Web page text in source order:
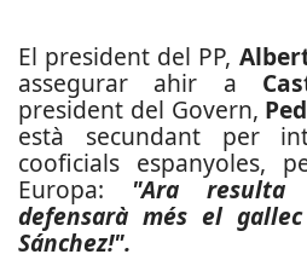
El president del PP,
assegurar ahir a
president del Govern,
està secundant per
cooficials espanyoles,
Europa: "Ara resulta
defensarà més el
Sánchez!".